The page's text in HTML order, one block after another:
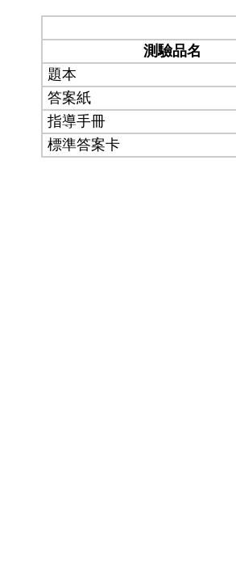
測驗品名
題本
答案紙
指導手冊
標準答案卡